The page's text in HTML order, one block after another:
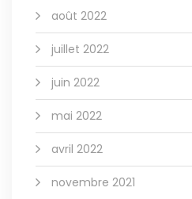
août 2022
juillet 2022
juin 2022
mai 2022
avril 2022
novembre 2021